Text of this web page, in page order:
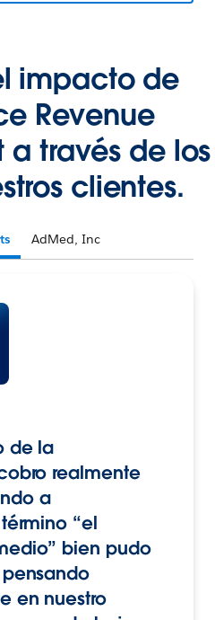
impacto de
Revenue
través de los
clientes.
AdMed, Inc
de la
realmente
a
“el
bien pudo
en nuestro